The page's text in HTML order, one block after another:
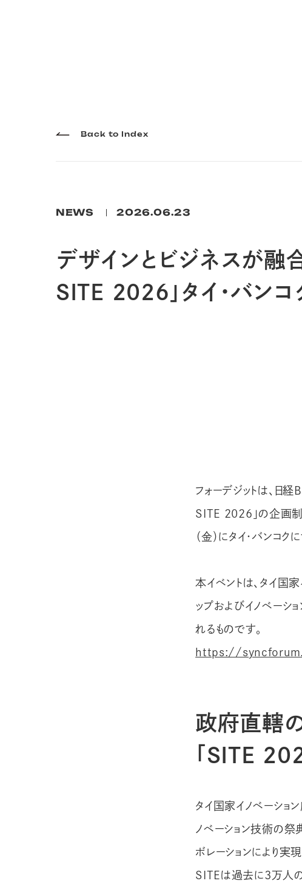
Back to Index
NEWS 2026.06.23
デザインとビジネスが
SITE 2026」タイ・バン
フォーデジットは、
SITE 2026」の企画制
（金）にタイ・バンコク
本イベントは、タイ国
ップおよびイノベーシ
れるものです。
https://
政府直轄
「SITE
タイ国家イノベーショ
ノベーション技術の
ボレーションにより実現
SITEは過去に3万人の